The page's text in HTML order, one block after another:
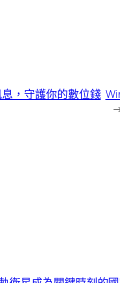
，守護你的數位錢